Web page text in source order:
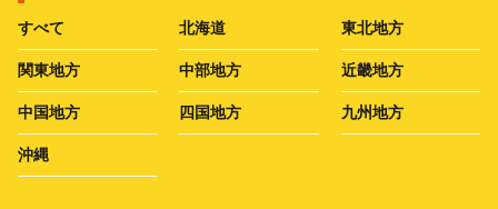
すべて 北海道 東北地方
関東地方 中部地方 近畿地方
中国地方 四国地方 九州地方
沖縄